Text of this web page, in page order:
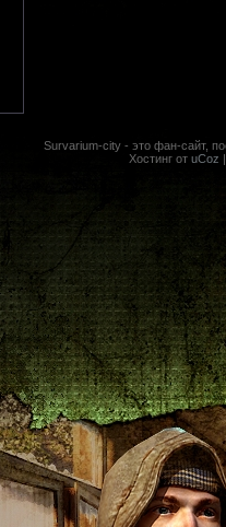
Survarium-city - это фан-сайт,
Хостинг от uCoz